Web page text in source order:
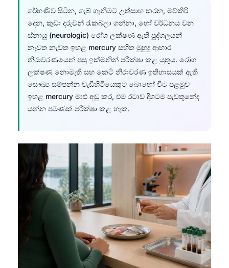
ගර්භණීව සිටින, ගැබ් ගැනීමට උත්සාහ කරන, මව්කිරි
දෙන, කුඩා දරුවන් රැකබලා ගන්නා, හෝ වර්ධනය වන
ස්නායු (neurologic) රෝග ලක්ෂණ ඇති පුද්ගලයන්
නැවත නැවත ඉහළ mercury සහිත මුහුදු ආහාර
නිරාවරණයෙන් පසු ඉක්මනින් පරීක්ෂා කළ යුතුය. රෝග
ලක්ෂණ නොමැති සහ කෙටි නිරාවරණ ඉතිහාසයක් ඇති
සෞඛ්‍ය සම්පන්න වැඩිහිටියෙකුට බොහෝ විට පළමුව
ඉහළ mercury මාළු අඩු කර, එම රටාව දිගටම පැවතුනේද
යන්න පමණක් පරීක්ෂා කළ හැක.